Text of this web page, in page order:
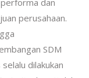
dan
perusahaan.
SDM
dilakukan